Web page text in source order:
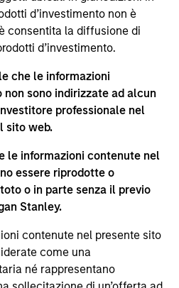
d’investimento non è
consentita la diffusione di
d’investimento.
che le informazioni
sono indirizzate ad alcun
professionale nel
sito web.
le informazioni contenute nel
essere riprodotte o
o in parte senza il previo
Stanley.
contenute nel presente sito
come una
né rappresentano
di offerta”) o altri
im/msinvf/index.html
legale all’indirizzo
Lussemburgo B 29 192.
aspetti di sostenibilità del
diritti degli investitori sono
indicato.
sono invitati a prendere
di sottoscrizione” (Extended
sezione “Informazioni
(“Additional Information for
del Prospetto riguarda
Informativo, del
chiave per gli
statuto e delle relazioni
informazioni possono